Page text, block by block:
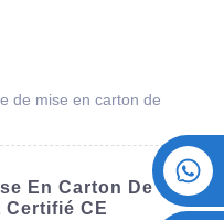
de mise en carton de
En Carton De
CE